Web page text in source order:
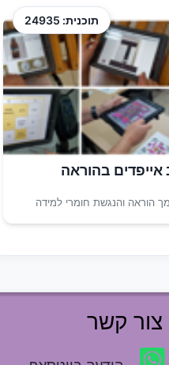
תוכנית: 24935
אייפדים בהוראה
הוראה והנגשת חומרי למידה
צור קשר